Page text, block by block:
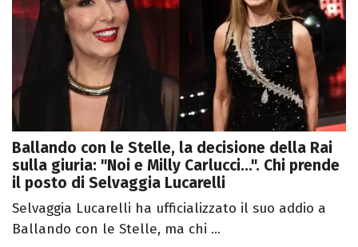
Ballando con le Stelle, la decisione della Rai
sulla giuria: "Noi e Milly Carlucci...". Chi prende
il posto di Selvaggia Lucarelli
Selvaggia Lucarelli ha ufficializzato il suo addio a
Ballando con le Stelle, ma chi ...